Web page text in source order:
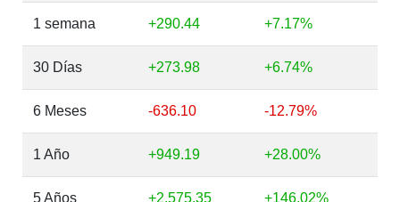
1 semana +290.44 +7.17%
30 Días +273.98 +6.74%
6 Meses -636.10 -12.79%
1 Año +949.19 +28.00%
5 Años +2,575.35 +146.02%